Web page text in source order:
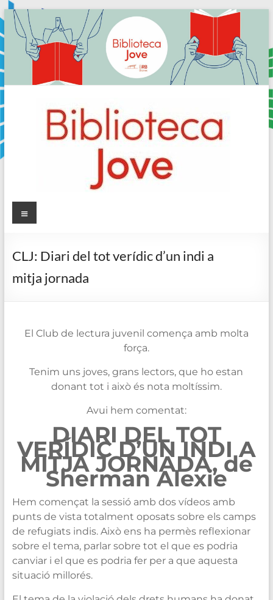
Skip
content
Sala
Biblioteca
de
Menú
CLJ: Diari del tot verídic d’un indi a
mitja jornada
El Club de lectura juvenil comença amb molta
força.
Tenim uns joves, grans lectors, que ho estan
donant tot i això és nota moltíssim.
Avui hem comentat:
DIARI DEL TOT
VERÍDIC D’UN INDI A
MITJA JORNADA, de
Sherman Alexie
Hem començat la sessió amb dos vídeos amb
punts de vista totalment oposats sobre els camps
de refugiats indis. Això ens ha permès reflexionar
sobre el tema, parlar sobre tot el que es podria
canviar i el que es podria fer per a que aquesta
situació millorés.